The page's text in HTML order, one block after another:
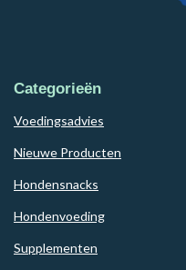
Categorieën
Voedingsadvies
Nieuwe Producten
Hondensnacks
Hondenvoeding
Supplementen